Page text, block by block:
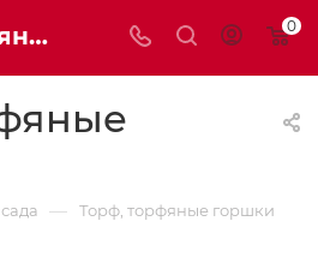
Торф, торфяные горшки | купить в Мaxim-stroy 0
— Торф, торфяные горшки